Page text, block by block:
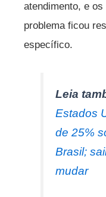
atendimento, e
problema ficou
específico.
Leia
Estados
de 25%
Brasil;
mudar